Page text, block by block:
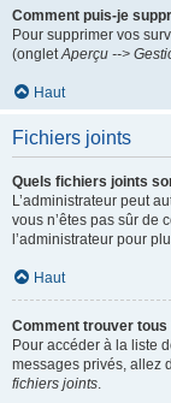
Comment puis-je
Pour supprimer vos
(ongletAperçu -->
Haut
Fichiers joints
Quels fichiers joints
L’administrateur peut
vous n’êtes pas sûr de
l’administrateur pour
Haut
Comment trouver
Pour accéder à la liste
messages privés, allez
fichiers joints.